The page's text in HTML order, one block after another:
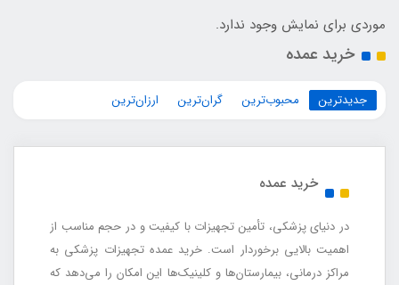
موردی برای نمایش وجود ندارد.
خرید عمده
جدیدترین محبوب‌ترین گران‌ترین ارزان‌ترین
خرید عمده
در دنیای پزشکی، تأمین تجهیزات با کیفیت و در حجم مناسب از
اهمیت بالایی برخوردار است. خرید عمده تجهیزات پزشکی به
مراکز درمانی، بیمارستان‌ها و کلینیک‌ها این امکان را می‌دهد که